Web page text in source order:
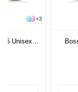
+3
56 Unisex